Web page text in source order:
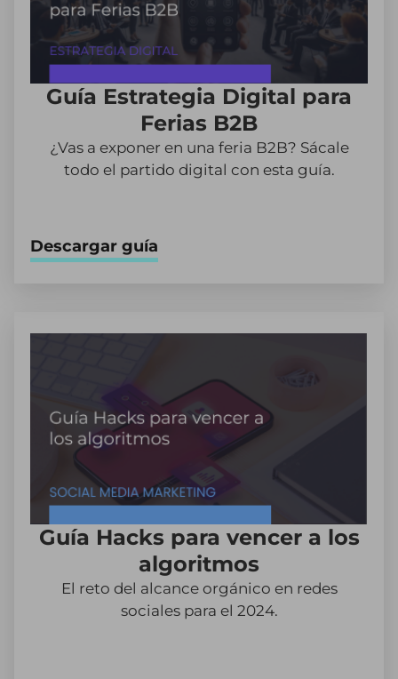
Guía Estrategia Digital para
Ferias B2B
¿Vas a exponer en una feria B2B? Sácale
todo el partido digital con esta guía.
Descargar guía
Guía Hacks para vencer a los
algoritmos
El reto del alcance orgánico en redes
sociales para el 2024.